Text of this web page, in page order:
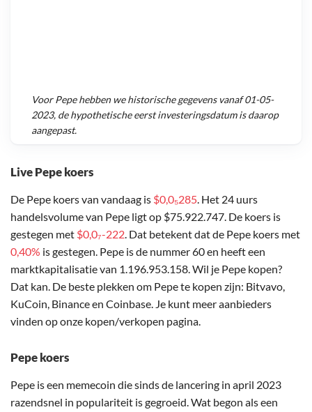
Live Pepe koers
De Pepe koers van vandaag is $0,0₅285. Het 24 uurs
handelsvolume van Pepe ligt op $75.922.747. De koers is
gestegen met $0,0₇-222. Dat betekent dat de Pepe koers met
0,40% is gestegen. Pepe is de nummer 60 en heeft een
marktkapitalisatie van 1.196.953.158. Wil je Pepe kopen?
Dat kan. De beste plekken om Pepe te kopen zijn: Bitvavo,
KuCoin, Binance en Coinbase. Je kunt meer aanbieders
vinden op onze kopen/verkopen pagina.
VoorPepehebben we historische gegevens vanaf01-05-
2023, de hypothetische eerst investeringsdatum is daarop
aangepast.
Pepe koers
Pepe is een memecoin die sinds de lancering in april 2023
razendsnel in populariteit is gegroeid. Wat begon als een